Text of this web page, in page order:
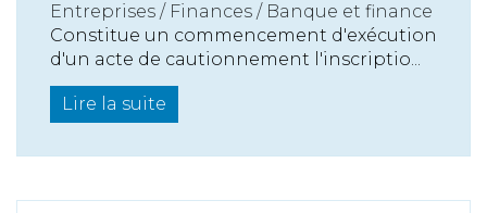
Entreprises / Finances / Banque et finance
Constitue un commencement d'exécution
d'un acte de cautionnement l'inscriptio...
Lire la suite